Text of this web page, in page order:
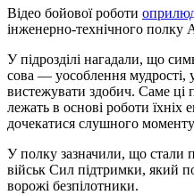
Відео бойової роботи
інженерно-технічного полку
У підрозділі нагадали, що
сова — уособлення мудрості,
вистежувати здобич. Саме ці
лежать в основі роботи їхніх
дочекатися слушного
У полку зазначили, що стали
військ Сил підтримки, який
ворожі безпілотники.